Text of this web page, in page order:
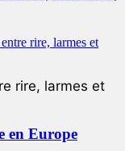
rire, larmes et
en Europe